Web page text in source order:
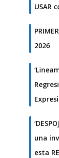
USAR
2026
una
esta